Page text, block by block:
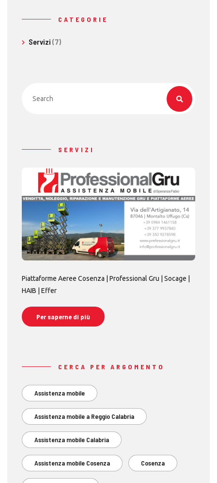
CATEGORIE
Servizi (7)
SERVIZI
Piattaforme Aeree Cosenza | Professional Gru | Socage |
HAIB | Effer
Per saperne di più
CERCA PER ARGOMENTO
Assistenza mobile
Assistenza mobile a Reggio Calabria
Assistenza mobile Calabria
Assistenza mobile Cosenza Cosenza